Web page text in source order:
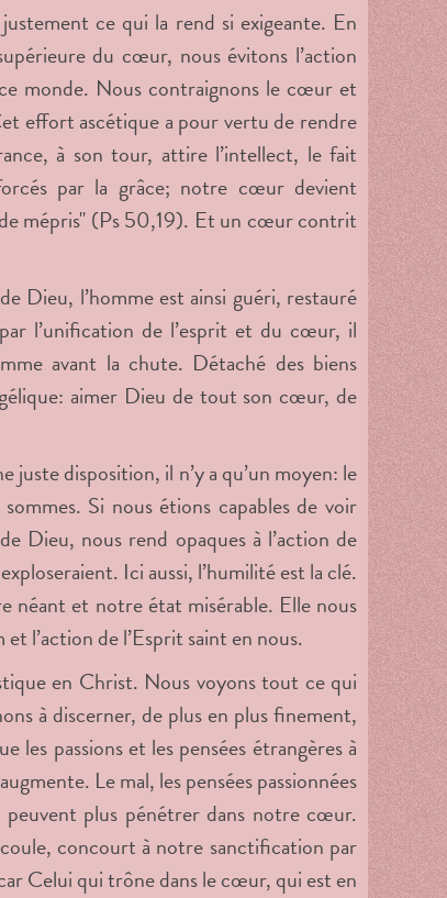
ce qui la rend si exigeante. En
du cœur, nous évitons l’action
monde. Nous contraignons le cœur et
effort ascétique a pour vertu de rendre
à son tour, attire l’intellect, le fait
par la grâce; notre cœur devient
mépris" (Ps 50,19). Et un cœur contrit
Dieu, l’homme est ainsi guéri, restauré
l’unification de l’esprit et du cœur, il
avant la chute. Détaché des biens
aimer Dieu de tout son cœur, de
disposition, il n’y a qu’un moyen: le
Si nous étions capables de voir
Dieu, nous rend opaques à l’action de
Ici aussi, l’humilité est la clé.
néant et notre état misérable. Elle nous
l’action de l’Esprit saint en nous.
en Christ. Nous voyons tout ce qui
à discerner, de plus en plus finement,
passions et les pensées étrangères à
Le mal, les pensées passionnées
plus pénétrer dans notre cœur.
concourt à notre sanctification par
Celui qui trône dans le cœur, qui est en